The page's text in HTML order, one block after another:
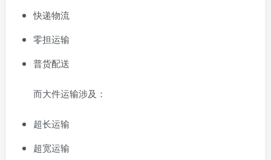
快递物流
零担运输
普货配送
而大件运输涉及：
超长运输
超宽运输